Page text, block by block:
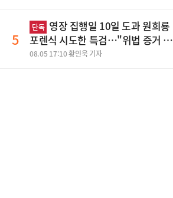
5
단독 영장 집행일 10일 도과 원희룡
포렌식 시도한 특검…"위법 증거 수
집" 지적
08.05 17:10 황인욱 기자